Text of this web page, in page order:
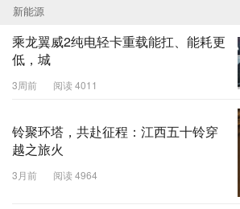
新能源
乘龙翼威2纯电轻卡重载能扛、能耗更
低，城
3周前 阅读 4011
铃聚环塔，共赴征程：江西五十铃穿
越之旅火
3月前 阅读 4964